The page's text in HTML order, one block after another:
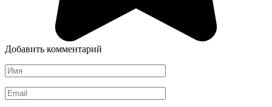
Добавить комментарий
Имя
*
Email
*